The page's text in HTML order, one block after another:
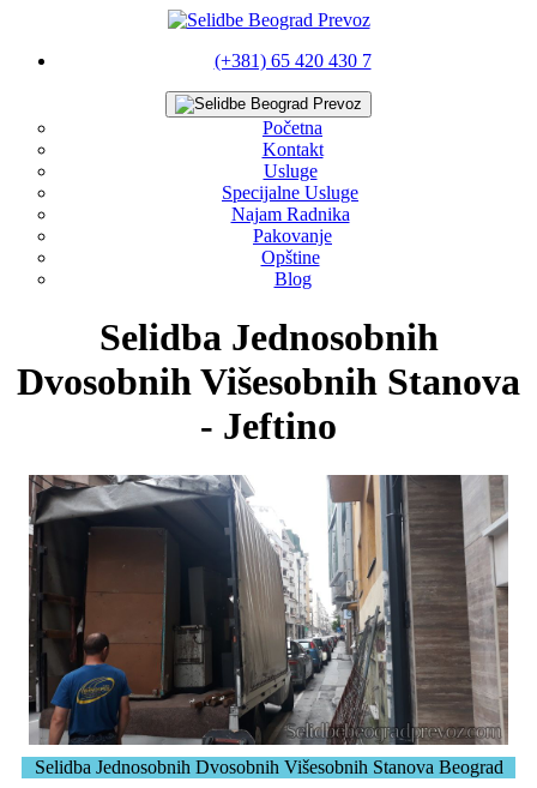
(+381) 65 420 430 7
Početna
Kontakt
Usluge
Specijalne Usluge
Najam Radnika
Pakovanje
Opštine
Blog
Selidba Jednosobnih
Dvosobnih Višesobnih Stanova
- Jeftino
Selidba Jednosobnih Dvosobnih Višesobnih Stanova Beograd